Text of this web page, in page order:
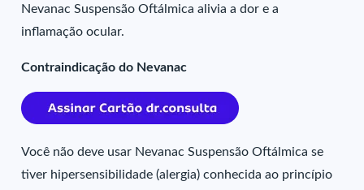
Nevanac Suspensão Oftálmica alivia a dor e a
inflamação ocular.
Contraindicação do Nevanac
Você não deve usar Nevanac Suspensão Oftálmica se
tiver hipersensibilidade (alergia) conhecida ao princípio